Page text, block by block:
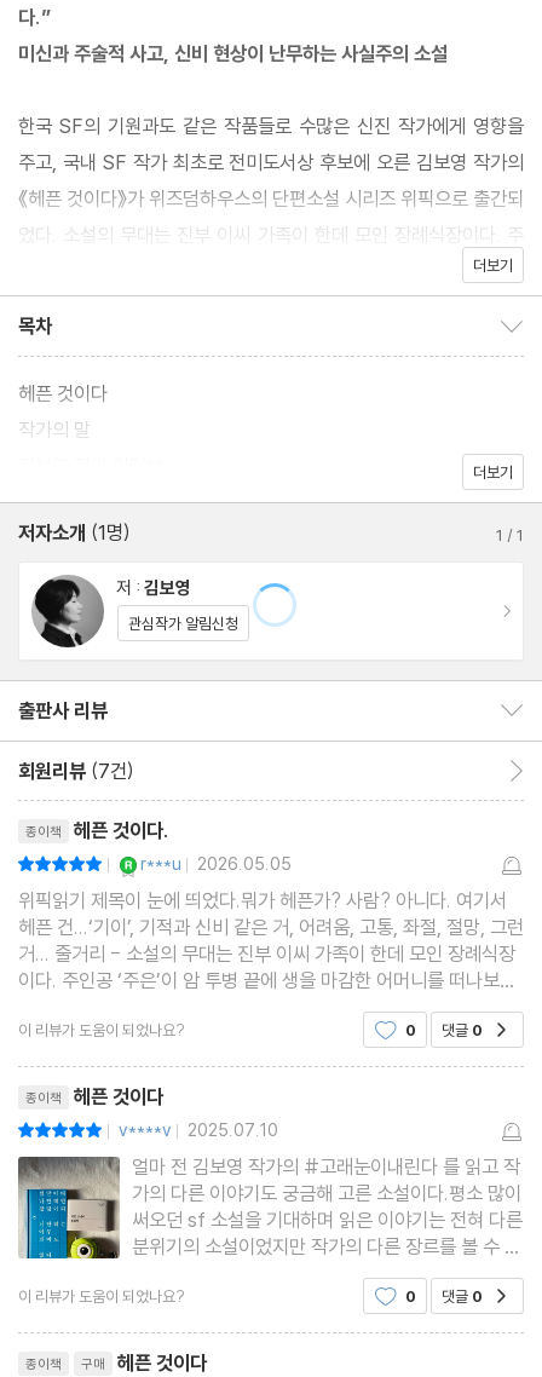
다.”
미신과 주술적 사고, 신비 현상이 난무하는 사실주의 소설
한국 SF의 기원과도 같은 작품들로 수많은 신진 작가에게 영향을
주고, 국내 SF 작가 최초로 전미도서상 후보에 오른 김보영 작가의
《헤픈 것이다》가 위즈덤하우스의 단편소설 시리즈 위픽으로 출간되
었다. 소설의 무대는 진부 이씨 가족이 한데 모인 장례식장이다. 주
인공 ‘주은’이 암 투병 끝에 생을 마감한 어머니를 떠나보내는 자리
씨 가족들은 온갖 ‘기이’를 늘어놓고, 자연스럽게 섞여든 기이들은
서로 자신이 진짜라며 자리다툼을 한다. 지쳐서 잠에 빠진 주은은 돌
아가신 어머니의 손을 잡고 ‘기적과 신비’를 넘나드는 마지막 여행을
더보기
목차
헤픈 것이다
작가의 말
더보기
저자소개 (1명) 1 /1
저 : 김보영
관심작가 알림신청
출판사 리뷰
회원리뷰 (7건)
종이책 헤픈 것이다.
| r***u | 2026.05.05
위픽읽기 제목이 눈에 띄었다.뭐가 헤픈가? 사람? 아니다. 여기서
헤픈 건...‘기이’, 기적과 신비 같은 거, 어려움, 고통, 좌절, 절망, 그런
거... 줄거리 - 소설의 무대는 진부 이씨 가족이 한데 모인 장례식장
이다. 주인공 ‘주은’이 암 투병 끝에 생을 마감한 어머니를 떠나보내
는 자리이기도 하다. 주은은 상주로 ‘손님맞이’를 하며 지난날을 후
회한다. 자신이 “좀 더 신비를
이 리뷰가 도움이 되었나요? 0 댓글 0
종이책 헤픈 것이다
| v****v | 2025.07.10
얼마 전 김보영 작가의 #고래눈이내린다 를 읽고 작
가의 다른 이야기도 궁금해 고른 소설이다.평소 많이
써오던 sf 소설을 기대하며 읽은 이야기는 전혀 다른
분위기의 소설이었지만 작가의 다른 장르를 볼 수 있
어 더 좋았다.암으로 돌아가신 주은의 엄마 장례식장
에 친가와 외가의 친척들을 비롯 초대하지 않은 백수
친구 민재까지 참석해 시끌벅적하다.특히 기이한 일
을 겪은 뒤 번듯
이 리뷰가 도움이 되었나요? 0 댓글 0
종이책 구매 헤픈 것이다